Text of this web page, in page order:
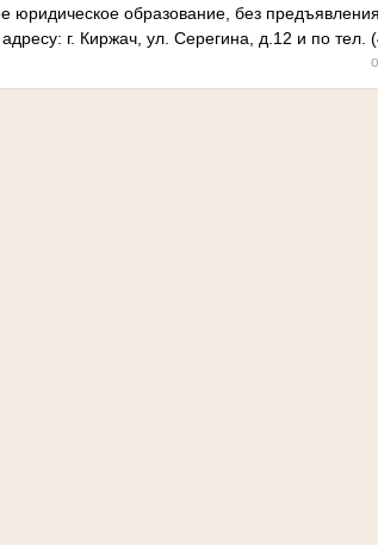
образование, без предъявления
г. Киржач, ул. Серегина, д.12 и по тел.